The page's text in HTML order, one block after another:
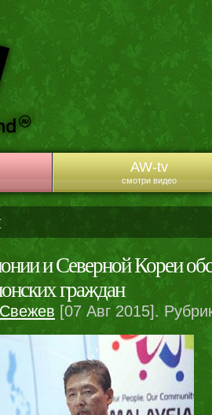
AW-tv
смотри видео
и Северной Кореи
граждан
[07 Авг 2015].